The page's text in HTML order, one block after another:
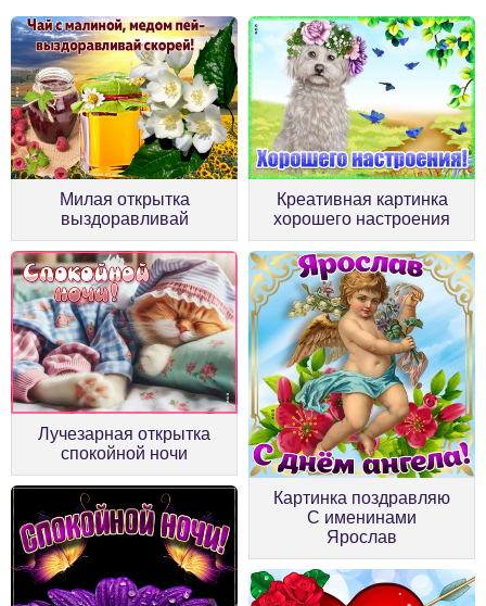
Милая открытка
выздоравливай
Креативная картинка
хорошего настроения
Лучезарная открытка
спокойной ночи
Картинка поздравляю
С именинами
Ярослав